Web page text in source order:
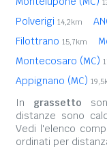
Polverigi 14,2km
Filottrano 15,7km
Montecosaro (MC)
Appignano (MC)
In grassetto
distanze sono
Vedi l'elenco
ordinati per